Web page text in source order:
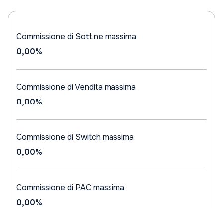
Commissione di Sott.ne massima
0,00%
Commissione di Vendita massima
0,00%
Commissione di Switch massima
0,00%
Commissione di PAC massima
0,00%